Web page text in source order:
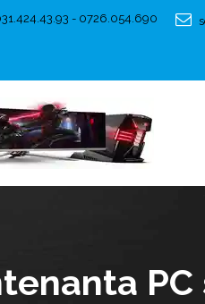
- 0726.054.690